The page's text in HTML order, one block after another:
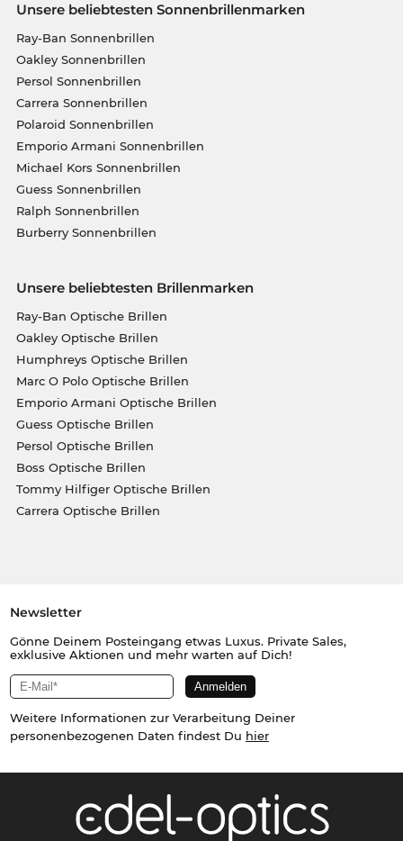
Unsere beliebtesten Sonnenbrillenmarken
Ray-Ban Sonnenbrillen
Oakley Sonnenbrillen
Persol Sonnenbrillen
Carrera Sonnenbrillen
Polaroid Sonnenbrillen
Emporio Armani Sonnenbrillen
Michael Kors Sonnenbrillen
Guess Sonnenbrillen
Ralph Sonnenbrillen
Burberry Sonnenbrillen
Unsere beliebtesten Brillenmarken
Ray-Ban Optische Brillen
Oakley Optische Brillen
Humphreys Optische Brillen
Marc O Polo Optische Brillen
Emporio Armani Optische Brillen
Guess Optische Brillen
Persol Optische Brillen
Boss Optische Brillen
Tommy Hilfiger Optische Brillen
Carrera Optische Brillen
Newsletter
Gönne Deinem Posteingang etwas Luxus. Private Sales,
exklusive Aktionen und mehr warten auf Dich!
Weitere Informationen zur Verarbeitung Deiner
personenbezogenen Daten findest Du hier